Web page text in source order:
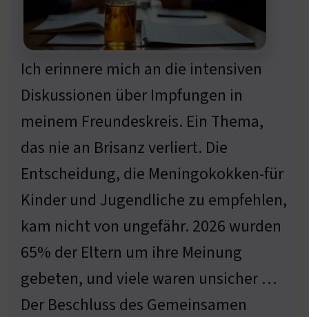
Ich erinnere mich an die intensiven
Diskussionen über Impfungen in
meinem Freundeskreis. Ein Thema,
das nie an Brisanz verliert. Die
Entscheidung, die Meningokokken-für
Kinder und Jugendliche zu empfehlen,
kam nicht von ungefähr. 2026 wurden
65% der Eltern um ihre Meinung
gebeten, und viele waren unsicher …
Der Beschluss des Gemeinsamen